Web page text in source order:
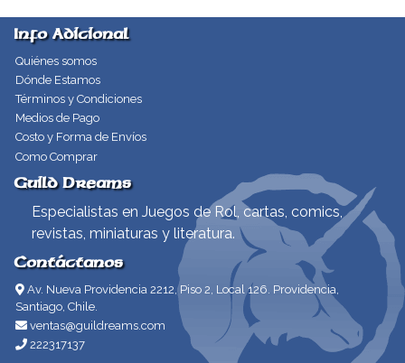
Info Adicional
Quiénes somos
Dónde Estamos
Términos y Condiciones
Medios de Pago
Costo y Forma de Envíos
Como Comprar
Guild Dreams
Especialistas en Juegos de Rol, cartas, comics,
revistas, miniaturas y literatura.
Contáctanos
Av. Nueva Providencia 2212, Piso 2, Local 126. Providencia,
Santiago, Chile.
ventas@guildreams.com
222317137